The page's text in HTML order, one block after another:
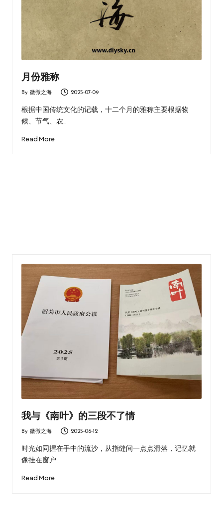
月份雅称
by
By 微微之海 2025-07-09
根据中国传统文化的记载，十二个月的雅称主要根据物
候、节气、农…
Read More
我与《南叶》的三段不了情
by
By 微微之海 2025-06-12
时光如同握在手中的流沙，从指缝间一点点滑落，记忆就
像挂在窗户…
Read More